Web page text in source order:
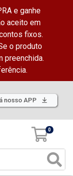
e ganhe
aceito em
fixos.
o produto
preenchida.
nosso APP
0